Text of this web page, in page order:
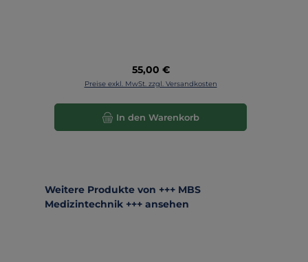
Regulärer Preis:
55,00 €
Preise exkl. MwSt. zzgl. Versandkosten
In den Warenkorb
Produktgalerie überspringen
Weitere Produkte von +++ MBS
Medizintechnik +++ ansehen